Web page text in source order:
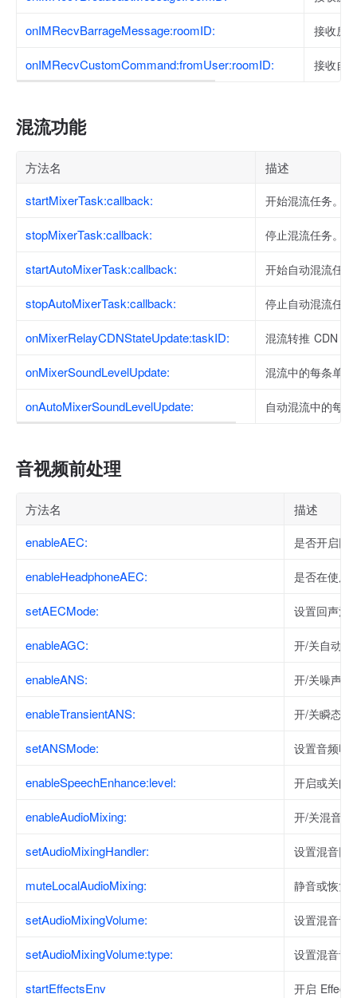
onIMRecvBarrageMessage:roomID: 接收房
onIMRecvCustomCommand:fromUser:roomID: 接收自
混流功能
方法名
描述
startMixerTask:callback:
开始混流任务。
stopMixerTask:callback: 停止混流任务。
startAutoMixerTask:callback: 开始自动混流任务
stopAutoMixerTask:callback: 停止自动混流任务
onMixerRelayCDNStateUpdate:taskID: 混流转推 CDN 状
onMixerSoundLevelUpdate: 混流中的每条单
onAutoMixerSoundLevelUpdate: 自动混流中的每
音视频前处理
方法名
描述
enableAEC:
是否开启回
enableHeadphoneAEC: 是否在使用
setAECMode: 设置回声消
enableAGC: 开/关自动增
enableANS: 开/关噪声抑
enableTransientANS: 开/关瞬态噪
setANSMode: 设置音频噪
enableSpeechEnhance:level: 开启或关闭
enableAudioMixing: 开/关混音功
setAudioMixingHandler: 设置混音回
muteLocalAudioMixing: 静音或恢复
setAudioMixingVolume: 设置混音音
setAudioMixingVolume:type: 设置混音音
startEffectsEnv 开启